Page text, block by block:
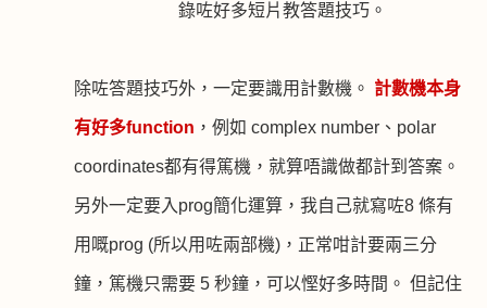
錄咗好多短片教答題技巧。
除咗答題技巧外，一定要識用計數機。 計數機本身
有好多function ，例如 complex number 、 polar
coordinates都有得篤機，就算唔識做都計到答案。
另外一定要入 prog簡化運算，我自己就寫咗8 條有
用嘅prog (所以用咗兩部機) ，正常咁計要兩三分
鐘，篤機只需要 5 秒鐘，可以慳好多時間。 但記住